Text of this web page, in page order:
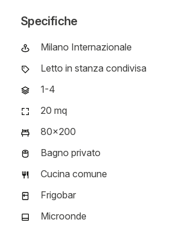
Specifiche
CampusMilano Internazionale
TipologiaLetto in stanza condivisa
Piano1-4
Dimensioni alloggio
20 mq
Dimensioni letto
80x200
Tipologia bagno
Bagno privato
Tipologia cucina
Cucina comune
Tipologia frigo
Frigobar
Tipologia forno
Microonde